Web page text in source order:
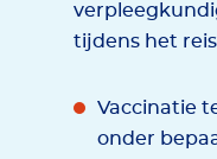
tijdens het
Vaccinatie
onder